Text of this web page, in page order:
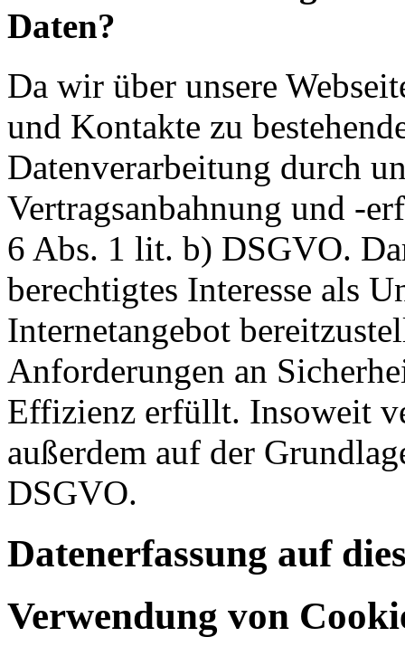
Daten?
Da wir über unsere
und Kontakte zu
Datenverarbeitung durch
Vertragsanbahnung und -
6 Abs. 1 lit. b) DSGVO.
berechtigtes Interesse als
Internetangebot
Anforderungen an
Effizienz erfüllt. Insoweit
außerdem auf der
DSGVO.
Datenerfassung auf
Verwendung von